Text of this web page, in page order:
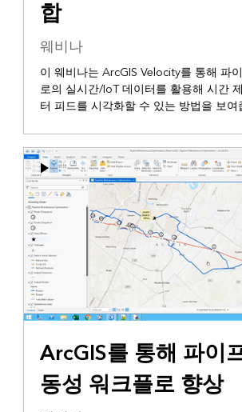
합
웨비나
이 웨비나는 ArcGIS Velocity를 통해 파
로의 실시간/IoT 데이터를 활용해 시간
터 피드를 시각화할 수 있는 방법을 보여
ArcGIS를 통해 파이
동성 워크플로 향상